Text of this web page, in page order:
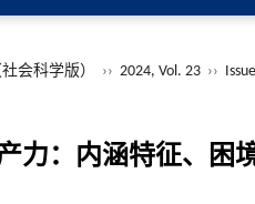
会科学版） ›› 2024, Vol. 23 ››
力：内涵特征、困